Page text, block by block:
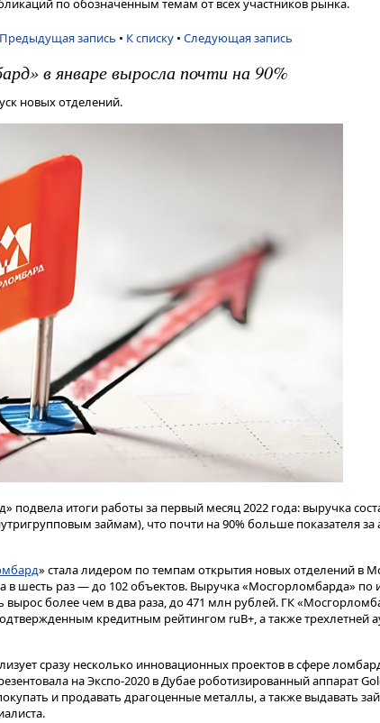
по обозначенным темам от всех участников рынка.
Предыдущая запись • К списку • Следующая запись
в январе выросла почти на 90%
новых отделений.
подвела итоги работы за первый месяц 2022 года: выручка
займам), что почти на 90% больше показателя
» стала лидером по темпам открытия новых отделений в
шесть раз ― до 102 объектов. Выручка «Мосгорломбарда» по
вырос более чем в два раза, до 471 млн рублей. ГК
кредитным рейтингом ruB+, а также трехлетней
сразу несколько инновационных проектов в сфере
на Экспо-2020 в Дубае роботизированный аппарат
и продавать драгоценные металлы, а также выдавать